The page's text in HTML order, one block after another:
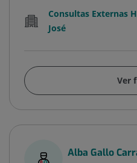
Consultas Externas
José
Ver
Alba Gallo